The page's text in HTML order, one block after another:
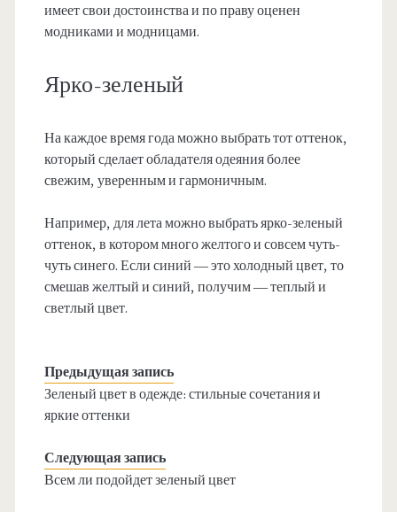
имеет свои достоинства и по праву оценен
модниками и модницами.
Ярко-зеленый
На каждое время года можно выбрать тот оттенок,
который сделает обладателя одеяния более
свежим, уверенным и гармоничным.
Например, для лета можно выбрать ярко-зеленый
оттенок, в котором много желтого и совсем чуть-
чуть синего. Если синий — это холодный цвет, то
смешав желтый и синий, получим — теплый и
светлый цвет.
Предыдущая запись
Зеленый цвет в одежде: стильные сочетания и
яркие оттенки
Следующая запись
Всем ли подойдет зеленый цвет